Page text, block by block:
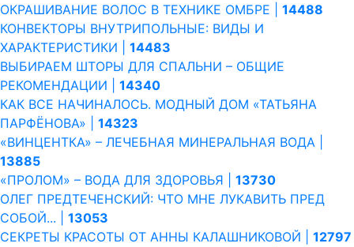
ОКРАШИВАНИЕ ВОЛОС В ТЕХНИКЕ ОМБРЕ | 14488
КОНВЕКТОРЫ ВНУТРИПОЛЬНЫЕ: ВИДЫ И
ХАРАКТЕРИСТИКИ | 14483
ВЫБИРАЕМ ШТОРЫ ДЛЯ СПАЛЬНИ – ОБЩИЕ
РЕКОМЕНДАЦИИ | 14340
КАК ВСЕ НАЧИНАЛОСЬ. МОДНЫЙ ДОМ «ТАТЬЯНА
ПАРФЁНОВА» | 14323
«ВИНЦЕНТКА» – ЛЕЧЕБНАЯ МИНЕРАЛЬНАЯ ВОДА |
13885
«ПРОЛОМ» – ВОДА ДЛЯ ЗДОРОВЬЯ | 13730
ОЛЕГ ПРЕДТЕЧЕНСКИЙ: ЧТО МНЕ ЛУКАВИТЬ ПРЕД
СОБОЙ... | 13053
СЕКРЕТЫ КРАСОТЫ ОТ АННЫ КАЛАШНИКОВОЙ | 12797